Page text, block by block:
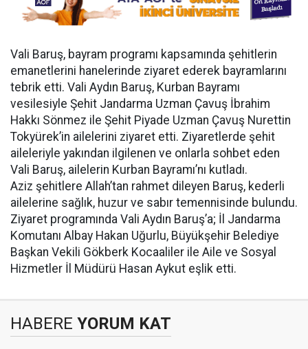
Vali Baruş, bayram programı kapsamında şehitlerin
emanetlerini hanelerinde ziyaret ederek bayramlarını
tebrik etti. Vali Aydın Baruş, Kurban Bayramı
vesilesiyle Şehit Jandarma Uzman Çavuş İbrahim
Hakkı Sönmez ile Şehit Piyade Uzman Çavuş Nurettin
Tokyürek’in ailelerini ziyaret etti. Ziyaretlerde şehit
aileleriyle yakından ilgilenen ve onlarla sohbet eden
Vali Baruş, ailelerin Kurban Bayramı’nı kutladı.
Aziz şehitlere Allah’tan rahmet dileyen Baruş, kederli
ailelerine sağlık, huzur ve sabır temennisinde bulundu.
Ziyaret programında Vali Aydın Baruş’a; İl Jandarma
Komutanı Albay Hakan Uğurlu, Büyükşehir Belediye
Başkan Vekili Gökberk Kocaaliler ile Aile ve Sosyal
Hizmetler İl Müdürü Hasan Aykut eşlik etti.
HABERE YORUM KAT